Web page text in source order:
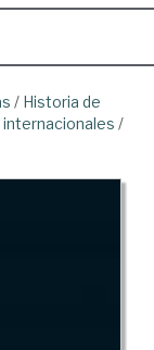
/ Historia de
internacionales /